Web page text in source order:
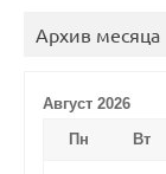
Архив месяца
Август 2026
Пн
Вт